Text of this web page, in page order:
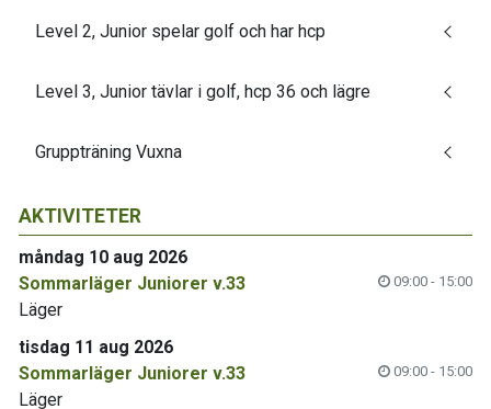
Level 2, Junior spelar golf och har hcp
Level 3, Junior tävlar i golf, hcp 36 och lägre
Gruppträning Vuxna
AKTIVITETER
måndag 10 aug 2026
Sommarläger Juniorer v.33
09:00 - 15:00
Läger
tisdag 11 aug 2026
Sommarläger Juniorer v.33
09:00 - 15:00
Läger